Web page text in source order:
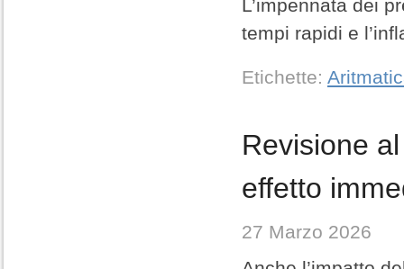
L’impennata dei
tempi rapidi e
Etichette:
Revisione
effetto
27 Marzo 2026